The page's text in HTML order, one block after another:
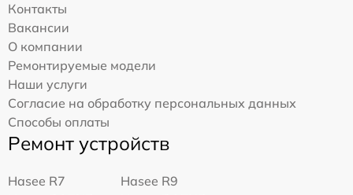
Контакты
Вакансии
О компании
Ремонтируемые модели
Наши услуги
Согласие на обработку персональных данных
Способы оплаты
Ремонт устройств
Hasee R7
Hasee R9